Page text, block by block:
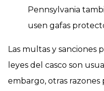
Pennsylvania
usen gafas
Las multas y sanciones
leyes del casco son
embargo, otras razones